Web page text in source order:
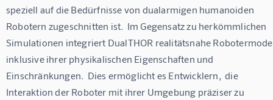
speziell auf die Bedürfnisse von dualarmigen humanoiden
Robotern zugeschnitten ist.  Im Gegensatz zu herkömmlichen
Simulationen integriert DualTHOR realitätsnahe
inklusive ihrer physikalischen Eigenschaften und
Einschränkungen.  Dies ermöglicht es Entwicklern,  die
Interaktion der Roboter mit ihrer Umgebung präziser zu